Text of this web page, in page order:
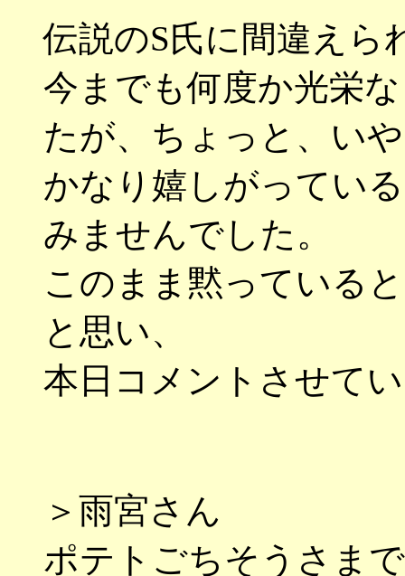
伝説のS氏に間違えら
今までも何度か光栄
たが、ちょっと、い
かなり嬉しがってい
みませんでした。
このまま黙っている
と思い、
本日コメントさせて
＞雨宮さん
ポテトごちそうさま